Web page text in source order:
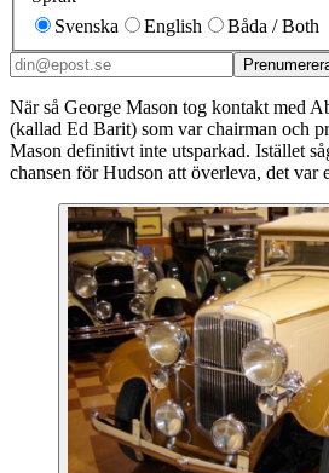
Svenska
English Båda / Both
När så George Mason tog kontakt med
(kallad Ed Barit) som var chairman och
Mason definitivt inte utsparkad. Istället
chansen för Hudson att överleva, det var